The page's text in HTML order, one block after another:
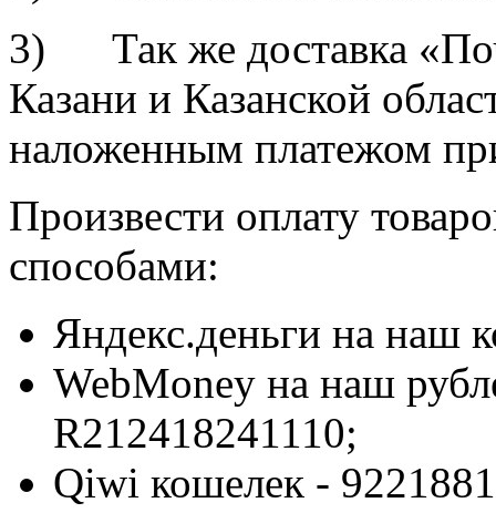
3) Так же доставка
Казани и Казанской
наложенным платежом
Произвести оплату
способами:
Яндекс.деньги на наш
WebMoney на наш
R212418241110;
Qiwi кошелек -